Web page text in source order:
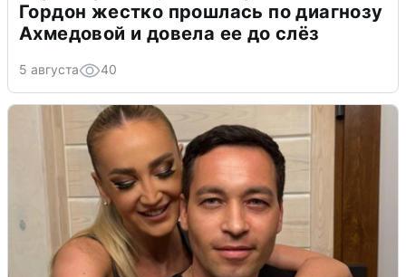
Гордон жестко прошлась по диагнозу
Ахмедовой и довела ее до слёз
5 августа 40